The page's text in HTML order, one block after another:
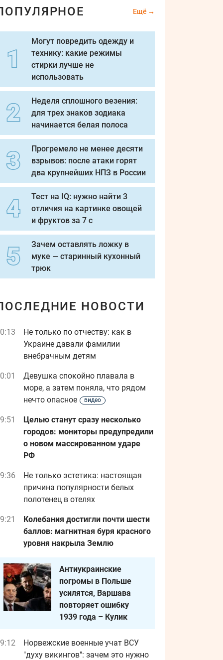
Ещё
Могут повредить одежду и
технику: какие режимы
стирки лучше не
использовать
Неделя сплошного везения:
для трех знаков зодиака
начинается белая полоса
Прогремело не менее десяти
взрывов: после атаки горят
два крупнейших НПЗ в России
Тест на IQ: нужно найти 3
отличия на картинке овощей
и фруктов за 7 с
Зачем оставлять ложку в
муке — старинный кухонный
трюк
НОВОСТИ
Не только по отчеству: как в
Украине давали фамилии
внебрачным детям
Девушка спокойно плавала в
море, а затем поняла, что рядом
нечто опасное
видео
Целью станут сразу несколько
городов: мониторы предупредили
о новом массированном ударе
РФ
Не только эстетика: настоящая
причина популярности белых
полотенец в отелях
Колебания достигли почти шести
баллов: магнитная буря красного
уровня накрыла Землю
Антиукраинские
погромы в Польше
усилятся, Варшава
повторяет ошибку
1939 года – Кулик
Норвежские военные учат ВСУ
"духу викингов": зачем это нужно